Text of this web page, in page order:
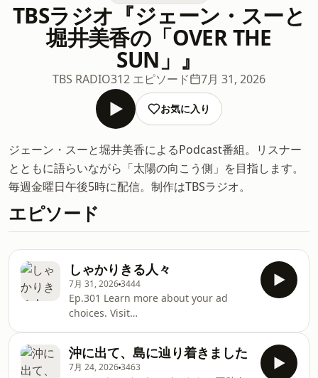
TBSラジオ『ジェーン・スーと
堀井美香の「OVER THE
SUN」』
TBS RADIO312 エピソード 7月 31, 2026
お気に入り
ジェーン・スーと堀井美香によるPodcast番組。リスナー
とともに語らいながら「太陽の向こう側」を目指します。
毎週金曜日午後5時に配信。制作はTBSラジオ。
エピソード
しゃかりきる人々
7月 31, 20263444
Ep.301 Learn more about your ad
choices. Visit
沖に出て、島に辿り着きました
7月 24, 20263463